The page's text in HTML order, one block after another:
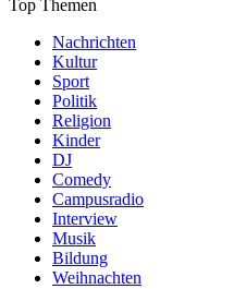
Top Themen
Nachrichten
Kultur
Sport
Politik
Religion
Kinder
DJ
Comedy
Campusradio
Interview
Musik
Bildung
Weihnachten